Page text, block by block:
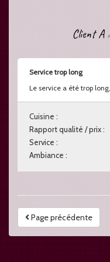
Client A
Service trop long
Le service a été trop
Cuisine :
Rapport qualité / prix :
Service :
Ambiance :
Page précédente